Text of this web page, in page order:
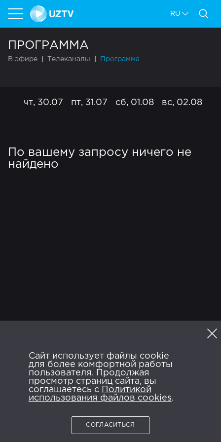
Сайт использует файлы cookie
для более комфортной работы
пользователя. Продолжая
просмотр страниц сайта, вы
соглашаетесь с
Политикой
использования файлов cookies.
СОГЛАСИТЬСЯ
RU
ПРОГРАММА
В эфире Телеканалы Программа
чт, 30.07 пт, 31.07 сб, 01.08 вс, 02.08
По вашему запросу ничего не
найдено
Программа
Политика конфиденциальности
Пользовательское соглашение
Google Play
AVAILABLE ON
App Store